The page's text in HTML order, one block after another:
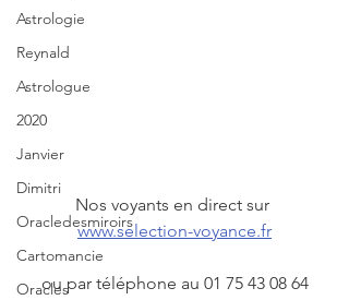
Astrologie
Reynald
Astrologue
2020
Janvier
Dimitri
Oracledesmiroirs
Cartomancie
Oracles
Nos voyants en direct sur
www.selection-voyance.fr
ou par téléphone au 01 75 43 08 64